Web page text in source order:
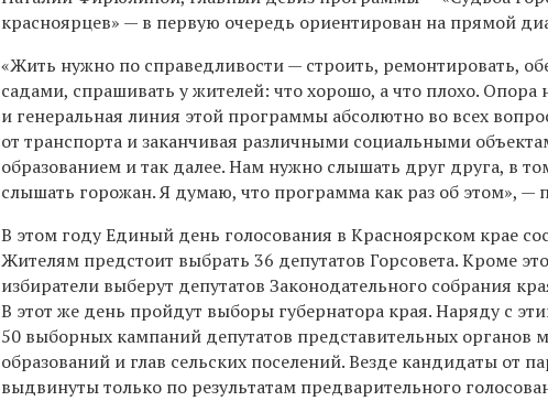
красноярцев» — в первую очередь ориентирован на прямой
«Жить нужно по справедливости — строить, ремонтировать,
садами, спрашивать у жителей: что хорошо, а что плохо. Опора
и генеральная линия этой программы абсолютно во всех
от транспорта и заканчивая различными социальными
образованием и так далее. Нам нужно слышать друг друга, в
слышать горожан. Я думаю, что программа как раз об этом», —
В этом году Единый день голосования в Красноярском крае
Жителям предстоит выбрать 36 депутатов Горсовета. Кроме
избиратели выберут депутатов Законодательного собрания
В этот же день пройдут выборы губернатора края. Наряду с
50 выборных кампаний депутатов представительных органов
образований и глав сельских поселений. Везде кандидаты от
выдвинуты только по результатам предварительного